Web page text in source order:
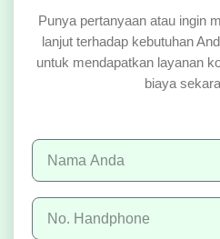
Punya pertanyaan atau ingin
lanjut terhadap kebutuhan
untuk mendapatkan layanan
biaya